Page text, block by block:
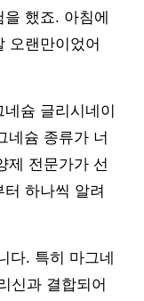
했죠. 아침에
오랜만이었어
슘 글리시네이
네슘 종류가 너
제 전문가가 선
하나씩 알려
다. 특히 마그네
신과 결합되어